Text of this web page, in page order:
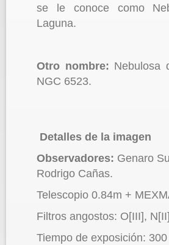
se le conoce como
Laguna.
Otro nombre: Nebulosa
NGC 6523.
Detalles de la imagen
Observadores: Genaro
Rodrigo Cañas.
Telescopio 0.84m +
Filtros angostos: O[III],
Tiempo de exposición: